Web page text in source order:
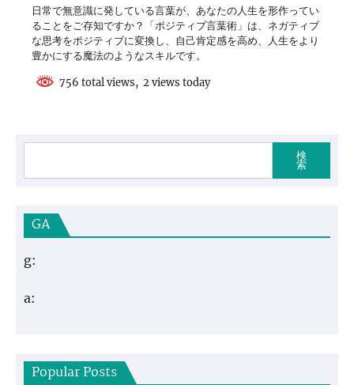
日常で無意識に発している言葉が、あなたの人生を形作ってい
ることをご存知ですか？「ポジティブ言葉術」は、ネガティブ
な思考をポジティブに変換し、自己肯定感を高め、人生をより
豊かにする魔法のようなスキルです。
756 total views, 2 views today
検
索
GA
g:
a:
Popular Posts